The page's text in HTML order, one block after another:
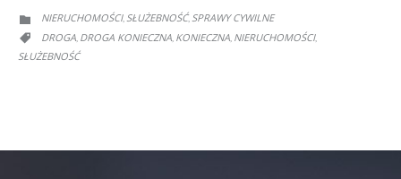
 CATEGORY
NIERUCHOMOŚCI, SŁUŻEBNOŚĆ,SPRAWY CYWILNE
 CATEGORY
DROGA DROGA KONIECZNA KONIECZNA NIERUCHOMOŚCI,
SŁUŻEBNOŚĆ